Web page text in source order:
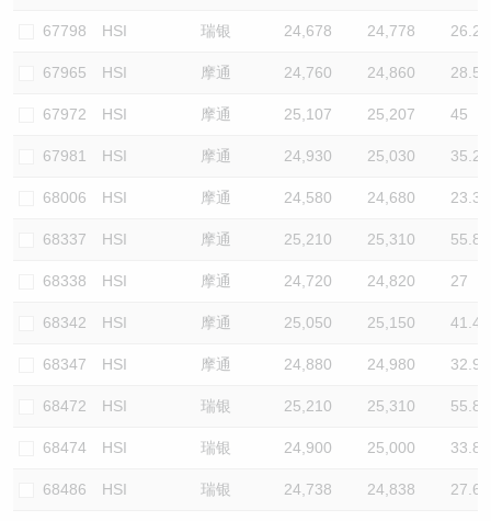
67798 HSI 瑞银 24,678 24,778 26.2
67965 HSI 摩通 24,760 24,860 28.5
67972 HSI 摩通 25,107 25,207 45
67981 HSI 摩通 24,930 25,030 35.2
68006 HSI 摩通 24,580 24,680 23.3
68337 HSI 摩通 25,210 25,310 55.8
68338 HSI 摩通 24,720 24,820 27
68342 HSI 摩通 25,050 25,150 41.4
68347 HSI 摩通 24,880 24,980 32.9
68472 HSI 瑞银 25,210 25,310 55.8
68474 HSI 瑞银 24,900 25,000 33.8
68486 HSI 瑞银 24,738 24,838 27.6